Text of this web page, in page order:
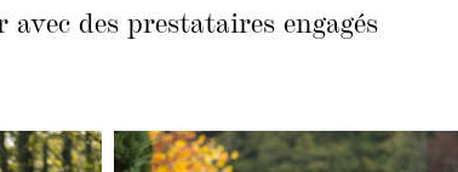
des prestataires engagés